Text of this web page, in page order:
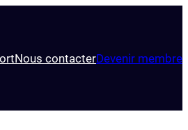
Nous contacterDevenir membre